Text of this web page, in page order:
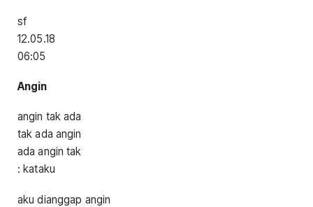
sf
12.05.18
06:05
Angin
angin tak ada
tak ada angin
ada angin tak
: kataku
aku dianggap angin